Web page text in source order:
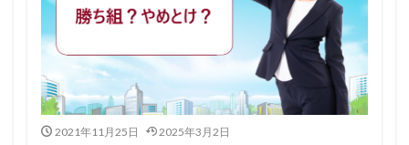
2021年11月25日 2025年3月2日
株式会社パフ
体育会
11月
アプリ
インターンシップ
インターン
イロダスサロン
イベント いつから
いくら
いくつ
いい就職ドットコム
アスリートエージェント
インタツアー